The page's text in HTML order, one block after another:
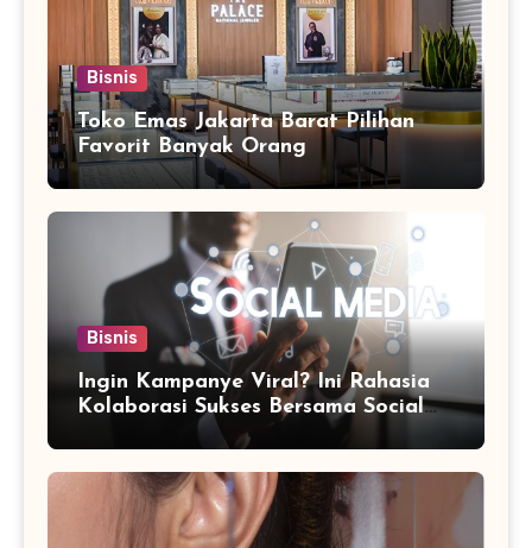
Bisnis
Toko Emas Jakarta Barat Pilihan
Favorit Banyak Orang
Bisnis
Ingin Kampanye Viral? Ini Rahasia
Kolaborasi Sukses Bersama Social
Media Marketing Agency